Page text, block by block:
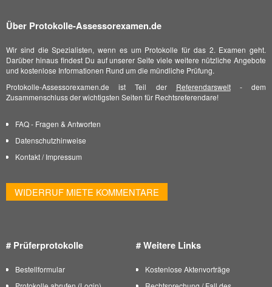
Über Protokolle-Assessorexamen.de
Wir sind die Spezialisten, wenn es um Protokolle für das 2. Examen geht.
Darüber hinaus findest Du auf unserer Seite viele weitere nützliche Angebote
und kostenlose Informationen Rund um die mündliche Prüfung.
Protokolle-Assessorexamen.de ist Teil der Referendarswelt- dem
Zusammenschluss der wichtigsten Seiten für Rechtsreferendare!
FAQ - Fragen & Antworten
Datenschutzhinweise
Kontakt/Impressum
WIDERRUF MIETE KOMMENTARE
# Prüferprotokolle
Bestellformular
# Weitere Links
Kostenlose Aktenvorträge